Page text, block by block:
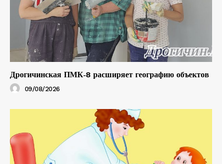
Дрогичинская ПМК‑8 расширяет географию объектов
09/08/2026